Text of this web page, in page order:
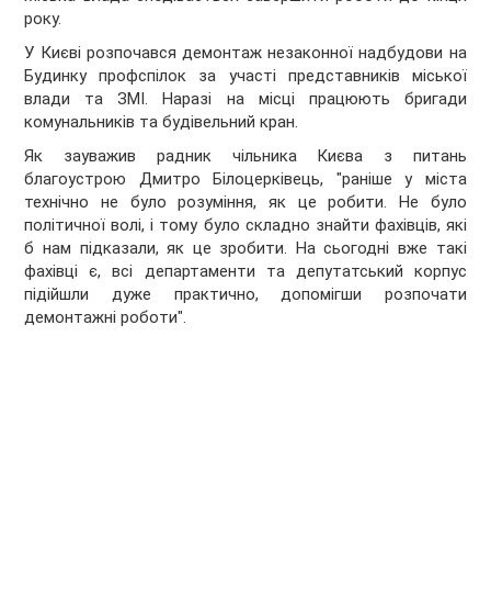
року.
У Києві розпочався демонтаж незаконної надбудови на
Будинку профспілок за участі представників міської
влади та ЗМІ. Наразі на місці працюють бригади
комунальників та будівельний кран.
Як зауважив радник чільника Києва з питань
благоустрою Дмитро Білоцерківець, "раніше у міста
технічно не було розуміння, як це робити. Не було
політичної волі, і тому було складно знайти фахівців, які
б нам підказали, як це зробити. На сьогодні вже такі
фахівці є, всі департаменти та депутатський корпус
підійшли дуже практично, допомігши розпочати
демонтажні роботи".